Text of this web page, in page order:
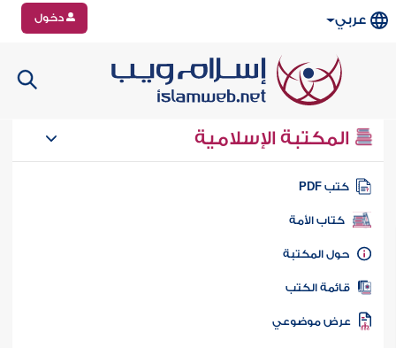
عربي دخول
المكتبة الإسلامية
كتب PDF
كتاب الأمة
المكتبة
الكتب